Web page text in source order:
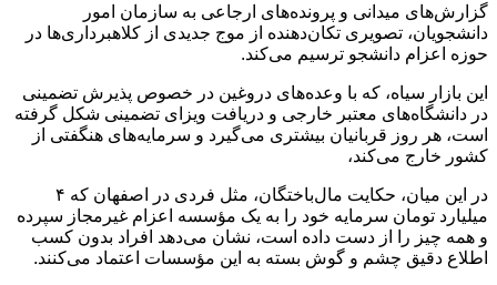
گزارش‌های میدانی و پرونده‌های ارجاعی به سازمان امور
دانشجویان، تصویری تکان‌دهنده از موج جدیدی از کلاهبرداری‌ها در
حوزه اعزام دانشجو ترسیم می‌کند.
این بازار سیاه، که با وعده‌های دروغین در خصوص پذیرش تضمینی
در دانشگاه‌های معتبر خارجی و دریافت ویزای تضمینی شکل گرفته
است، هر روز قربانیان بیشتری می‌گیرد و سرمایه‌های هنگفتی از
کشور خارج می‌کند،
در این میان، حکایت مال‌باختگان، مثل فردی در اصفهان که ۴
میلیارد تومان سرمایه خود را به یک مؤسسه اعزام غیرمجاز سپرده
و همه چیز را از دست داده است، نشان می‌دهد افراد بدون کسب
اطلاع دقیق چشم و گوش بسته به این مؤسسات اعتماد می‌کنند.